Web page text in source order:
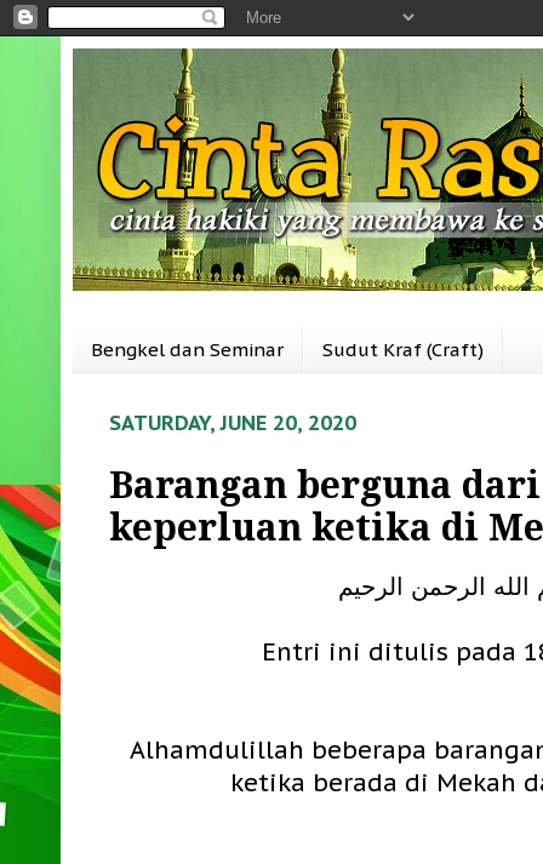
Bengkel dan Seminar Sudut Kraf (Craft)
SATURDAY, JUNE 20, 2020
Barangan berguna
keperluan ketika di
الرحمن الرحيم
Entri ini ditulis pada
Alhamdulillah beberapa
ketika berada di Mekah